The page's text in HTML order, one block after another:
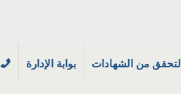
التحقق من الشهادات بوابة الإدارة